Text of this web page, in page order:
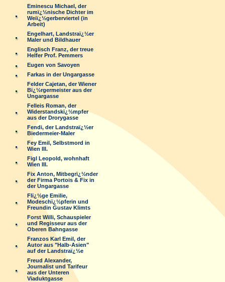
Eminescu Michael, der
rumï¿½nische Dichter im
Weiï¿½gerberviertel (in
Arbeit)
Engelhart, Landstraï¿½er
Maler und Bildhauer
Englisch Franz, der treue
Helfer Prof. Pemmers
Eugen von Savoyen
Farkas in der Ungargasse
Felder Cajetan, der Wiener
Bï¿½rgermeister aus der
Ungargasse
Felleis Roman, der
Widerstandskï¿½mpfer
aus der Drorygasse
Fendi, der Landstraï¿½er
Biedermeier-Maler
Fey Emil, Selbstmord in
Wien III.
Figl Leopold, wohnhaft
Wien III.
Fix Anton, Mitbegrï¿½nder
der Firma Portois & Fix in
der Ungargasse
Flï¿½ge Emilie,
Modeschï¿½pferin und
Freundin Gustav Klimts
Forst Willi, Schauspieler
und Regisseur aus der
Oberen Bahngasse
Franzos Karl Emil, der
Autor aus "Halb-Asien"
auf der Landstraï¿½e
Freud Alexander,
Journalist und Tarifeur
aus der Unteren
Viaduktgasse